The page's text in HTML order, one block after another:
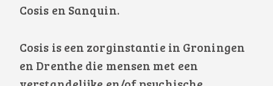
Cosis en Sanquin.
Cosis is een zorginstantie in Groningen
en Drenthe die mensen met een